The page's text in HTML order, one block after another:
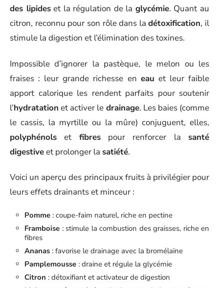
des lipideset la régulation de la glycémie. Quant au
citron, reconnu pour son rôle dans ladétoxification, il
stimule la digestion et l’élimination des toxines.
Impossible d’ignorer la pastèque, le melon ou les
fraises : leur grande richesse en eau et leur faible
apport calorique les rendent parfaits pour soutenir
l’hydratation et activer le drainage. Les baies (comme
le cassis, la myrtille ou la mûre) conjuguent, elles,
polyphénols et fibrespour renforcer la santé
digestiveet prolonger la satiété.
Voici un aperçu des principaux fruits à privilégier pour
leurs effets drainants et minceur :
Pomme : coupe-faim naturel, riche en pectine
Framboise : stimule la combustion des graisses, riche en
fibres
Ananas : favorise le drainage avec la bromélaïne
Pamplemousse : draine et régule la glycémie
Citron : détoxifiant et activateur de digestion